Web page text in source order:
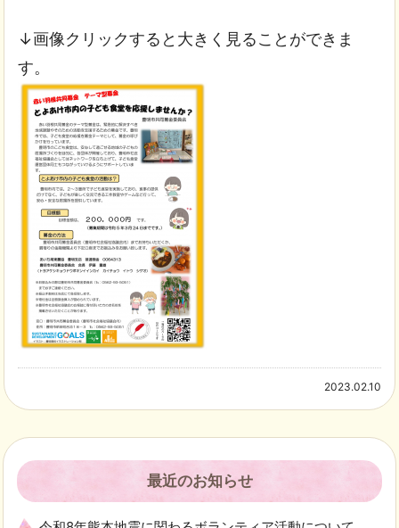
↓画像クリックすると大きく見ることができま
す。
2023.02.10
最近のお知らせ